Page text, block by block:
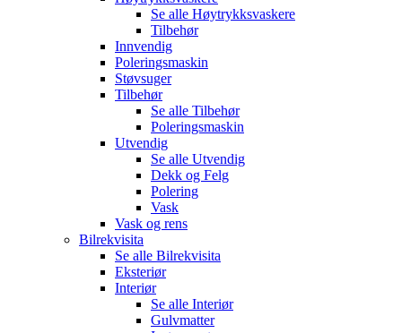
Se alle Høytrykksvaskere
Tilbehør
Innvendig
Poleringsmaskin
Støvsuger
Tilbehør
Se alle Tilbehør
Poleringsmaskin
Utvendig
Se alle Utvendig
Dekk og Felg
Polering
Vask
Vask og rens
Bilrekvisita
Se alle Bilrekvisita
Eksteriør
Interiør
Se alle Interiør
Gulvmatter